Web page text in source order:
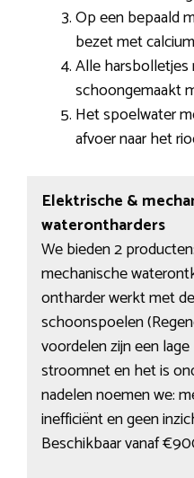
Op een bepaald
bezet met
Alle
schoongemaakt
Het spoelwater
afvoer naar het
Elektrische &
waterontharders
We bieden 2
mechanische
ontharder werkt met
schoonspoelen
voordelen zijn een
stroomnet en het is
nadelen noemen we:
inefficiënt en geen
Beschikbaar vanaf